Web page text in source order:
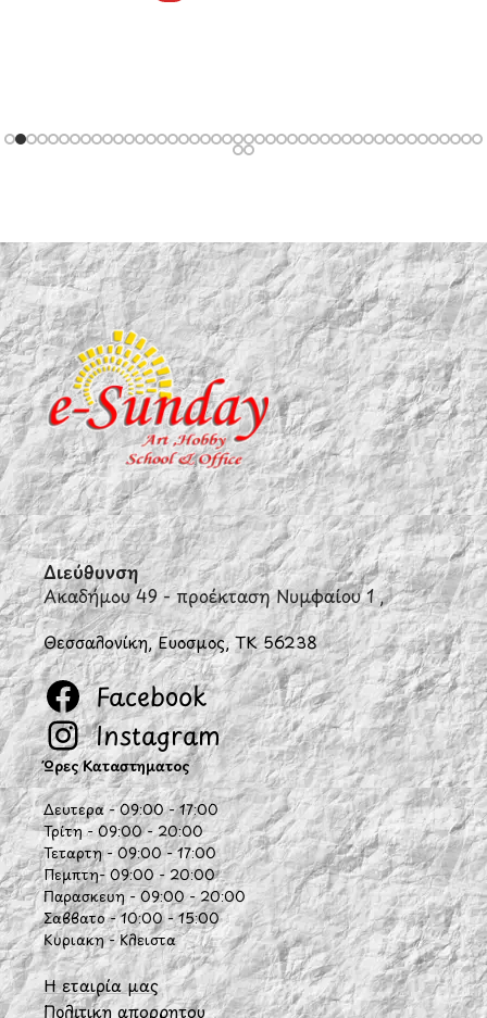
Διεύθυνση
Ακαδήμου 49 - προέκταση Νυμφαίου 1 ,
Θεσσαλονίκη, Εύοσμος, ΤΚ 56238
Facebook
Instagram
Ώρες Καταστήματος
Δευτέρα - 09:00 - 17:00
Τρίτη - 09:00 - 20:00
Τετάρτη - 09:00 - 17:00
Πέμπτη- 09:00 - 20:00
Παρασκευή - 09:00 - 20:00
Σάββατο - 10:00 - 15:00
Κυριακή - Κλειστά
Η εταιρία μας
Πολιτική απορρήτου